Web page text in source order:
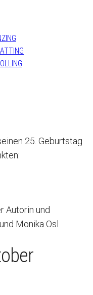
25. Geburtstag
Autorin und
Monika Osl